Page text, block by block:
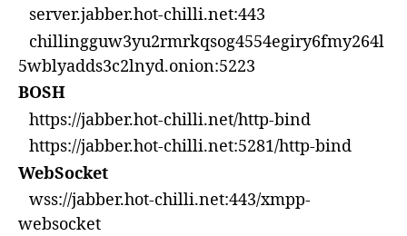
server.jabber.hot-chilli.net:443
chillingguw3yu2rmrkqsog4554egiry6fmy264l
5wblyadds3c2lnyd.onion:5223
BOSH
https://jabber.hot-chilli.net/http-bind
https://jabber.hot-chilli.net:5281/http-bind
WebSocket
wss://jabber.hot-chilli.net:443/xmpp-
websocket